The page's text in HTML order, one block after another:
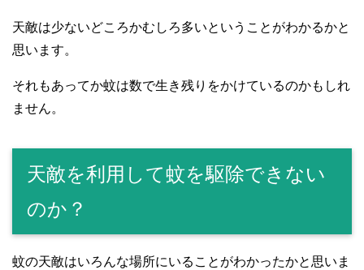
天敵は少ないどころかむしろ多いということがわかるかと
思います。
それもあってか蚊は数で生き残りをかけているのかもしれ
ません。
天敵を利用して蚊を駆除できない
のか？
蚊の天敵はいろんな場所にいることがわかったかと思いま